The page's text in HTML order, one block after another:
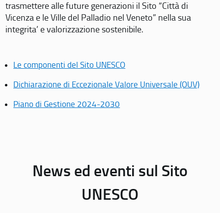
trasmettere alle future generazioni il Sito “Città di
Vicenza e le Ville del Palladio nel Veneto” nella sua
integrita’ e valorizzazione sostenibile.
Le componenti del Sito UNESCO
Dichiarazione di Eccezionale Valore Universale (OUV)
Piano di Gestione 2024-2030
News ed eventi sul Sito
UNESCO